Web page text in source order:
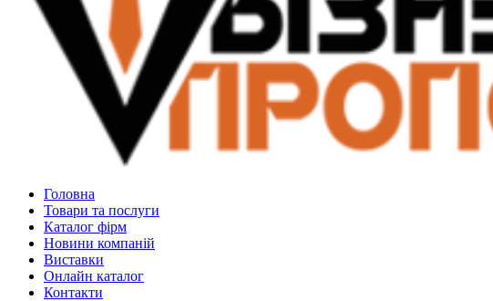
Головна
Товари та послуги
Каталог фірм
Новини компаній
Виставки
Онлайн каталог
Контакти